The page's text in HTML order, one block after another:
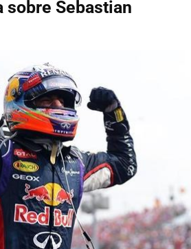
sobre Sebastian